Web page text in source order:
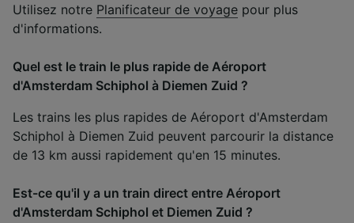
Utilisez notre Planificateur de voyage pour plus
d'informations.
Quel est le train le plus rapide de Aéroport
d'Amsterdam Schiphol à Diemen Zuid ?
Les trains les plus rapides de Aéroport d'Amsterdam
Schiphol à Diemen Zuid peuvent parcourir la distance
de 13 km aussi rapidement qu'en 15 minutes.
Est-ce qu'il y a un train direct entre Aéroport
d'Amsterdam Schiphol et Diemen Zuid ?